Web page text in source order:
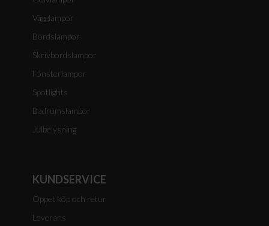
Vägglampor
Bordslampor
Skrivbordslampor
Fönsterlampor
Spotlights
Badrumslampor
Julbelysning
KUNDSERVICE
Öppet köp och retur
Leverans